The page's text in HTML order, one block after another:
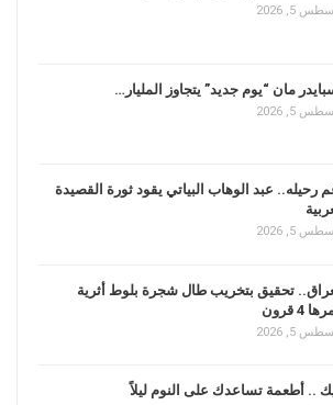
5, 2026
مان “يوم جديد” يتجاوز المليار…
5, 2026
رحيله.. عبد الوهاب البياتي يقود ثورة القصيدة
5, 2026
تحقيق بتخريب طال شجرة بلوط أثرية
4 قرون
5, 2026
.. أطعمة تساعدك على النوم ليلاً